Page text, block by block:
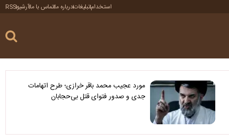
استخدامتبلیغاتدرباره ماتماس با ماآرشیوRSS
مورد عجیب محمد باقر خرازی؛ طرح اتهامات
جدی و صدور فتوای قتل بی‌حجابان